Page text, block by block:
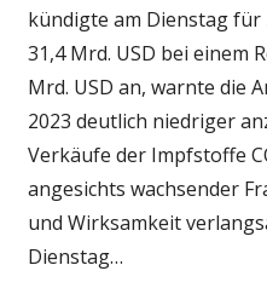
kündigte am Dienstag für
31,4 Mrd. USD bei einem
Mrd. USD an, warnte die
2023 deutlich niedriger
Verkäufe der Impfstoffe
angesichts wachsender
und Wirksamkeit
Dienstag…